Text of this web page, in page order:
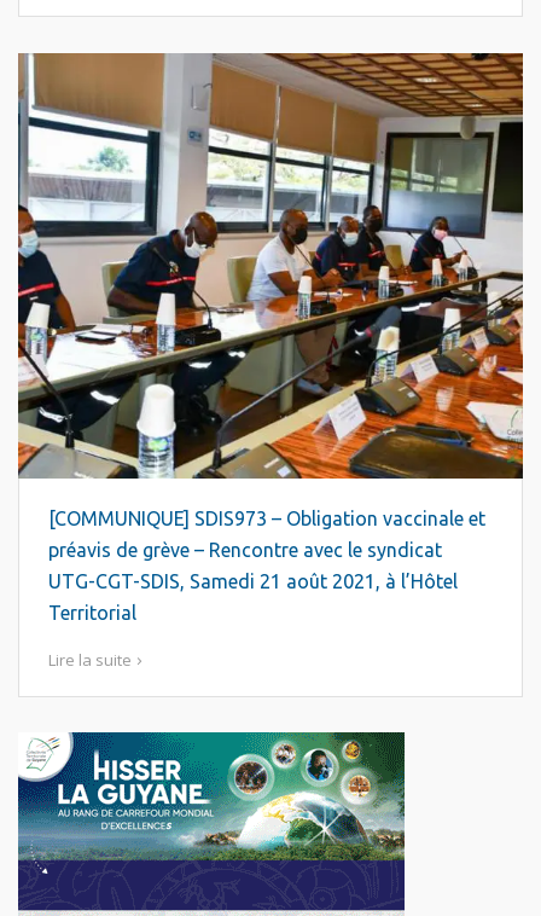
[COMMUNIQUE] SDIS973 – Obligation vaccinale et
préavis de grève – Rencontre avec le syndicat
UTG-CGT-SDIS, Samedi 21 août 2021, à l’Hôtel
Territorial
Lire la suite